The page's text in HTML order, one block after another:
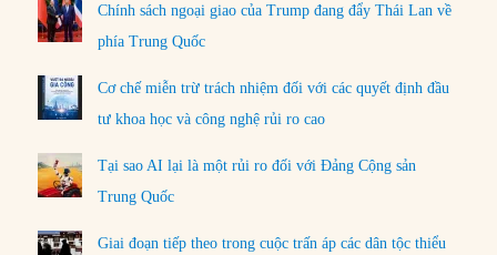
Chính sách ngoại giao của Trump đang đẩy Thái Lan về
phía Trung Quốc
Cơ chế miễn trừ trách nhiệm đối với các quyết định đầu
tư khoa học và công nghệ rủi ro cao
Tại sao AI lại là một rủi ro đối với Đảng Cộng sản
Trung Quốc
Giai đoạn tiếp theo trong cuộc trấn áp các dân tộc thiểu